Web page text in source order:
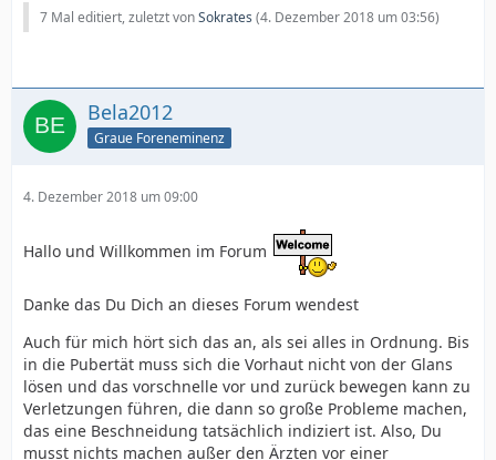
7 Mal editiert, zuletzt vonSokrates (4. Dezember 2018 um 03:56)
Bela2012
Graue Foreneminenz
4. Dezember 2018 um 09:00
Hallo und Willkommen im Forum
Danke das Du Dich an dieses Forum wendest
Auch für mich hört sich das an, als sei alles in Ordnung. Bis
in die Pubertät muss sich die Vorhaut nicht von der Glans
lösen und das vorschnelle vor und zurück bewegen kann zu
Verletzungen führen, die dann so große Probleme machen,
das eine Beschneidung tatsächlich indiziert ist. Also, Du
musst nichts machen außer den Ärzten vor einer